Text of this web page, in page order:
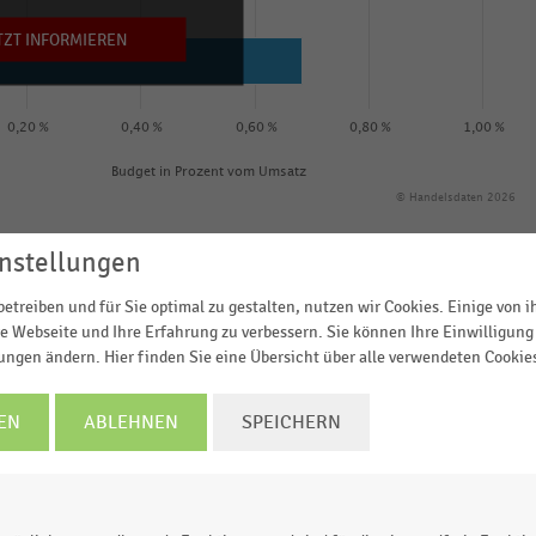
Budget in Prozent vom Umsatz
0,20 % 0,40 % 0,60 % 0,80 % 1,00 %
© Handelsdaten 2026
INFORMIEREN
(in Prozent vom Umsatz) der im Rahmen der EHI-
für Präventions- und
im Jahr 2017. Durchschnittlich gibt
Maßnahmen aus. Während der
vom Umsatz für Sicherungsmaßnahmen
im Bekleidungshandel, bei Warenhäusern und in
und für Sie optimal zu gestalten, nutzen wir Cookies. Einige von
Webseite und Ihre Erfahrung zu verbessern. Sie können Ihre
ändern. Hier finden Sie eine Übersicht über alle verwendeten
ABLEHNEN SPEICHERN